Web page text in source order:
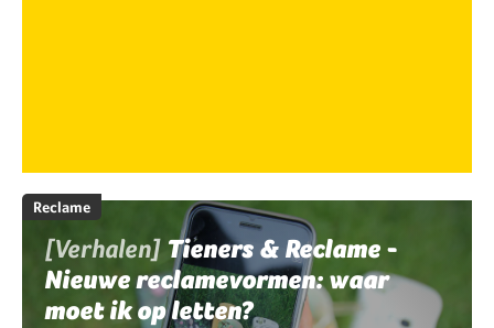
Reclame
[Verhalen] Tieners & Reclame -
Nieuwe reclamevormen: waar
moet ik op letten?